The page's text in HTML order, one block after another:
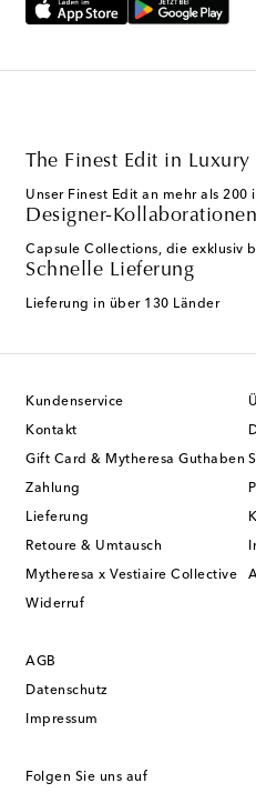
The Finest Edit in Luxury
Unser Finest Edit an mehr als 200
Designer-Kollaborationen
Capsule Collections, die exklusiv
Schnelle Lieferung
Lieferung in über 130 Länder
Kundenservice
Kontakt
Gift Card & Mytheresa Guthaben
Zahlung
Lieferung
Retoure & Umtausch
Mytheresa x Vestiaire Collective
Widerruf
AGB
Datenschutz
Impressum
Folgen Sie uns auf